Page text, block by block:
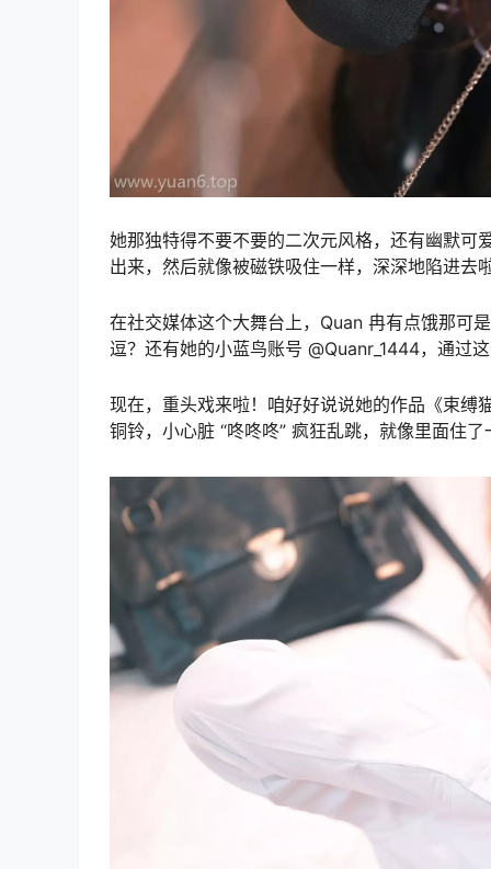
她那独特得不要不要的二次元风格，还有幽默可
出来，然后就像被磁铁吸住一样，深深地陷进去
在社交媒体这个大舞台上，Quan 冉有点饿那可
逗？还有她的小蓝鸟账号 @Quanr_1444，通过
现在，重头戏来啦！咱好好说说她的作品《束缚
铜铃，小心脏 “咚咚咚” 疯狂乱跳，就像里面住